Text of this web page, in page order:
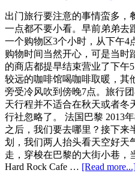
园：
迪
斯
尼
20
周
年
庆
火
车
(Le
Train
Disney
du
出门旅行要注意的事情蛮多，
一点都不要小看。早前弟弟去
一个购物区3个小时，从下午4
购物时间当然开心，可是当时
的商店都提早结束营业了下午
较远的咖啡馆喝咖啡取暖，其
旁受冷风吹到傍晚7点。旅行
天行程并不适合在秋天或者冬
行社忽略了。 法国巴黎 2013
之后，我们要去哪里？接下来
划，我们两人抬头看天空好天
走，穿梭在巴黎的大街小巷，
Hard Rock Cafe … [Read